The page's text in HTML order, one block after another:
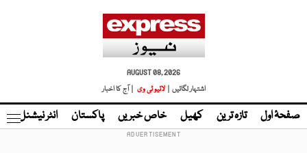
AUGUST 08, 2026
اشتہار لگائیں |
لائیو ٹی وی | آج کا اخبار
صفحۂ اول تازہ ترین کھیل خاص خبریں پاکستان انٹر نیشنل